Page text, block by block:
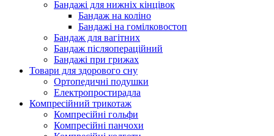
Бандажі для нижніх кінцівок
Бандаж на коліно
Бандажі на гомілковостоп
Бандаж для вагітних
Бандаж післяопераційний
Бандажі при грижах
Товари для здорового сну
Ортопедичні подушки
Електропростирадла
Компресійний трикотаж
Компресійні гольфи
Компресійні панчохи